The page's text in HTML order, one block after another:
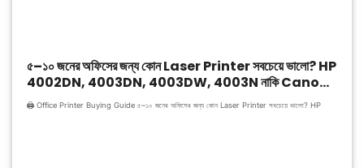
৫–১০ জনের অফিসের জন্য কোন Laser Printer সবচেয়ে ভালো? HP
4002DN, 4003DN, 4003DW, 4003N নাকি Canon
LBP243DW – [পর্ব-১]
🖨️ Office Printer Buying Guide ৫–১০ জনের অফিসের জন্য কোন Laser Printer সবচেয়ে ভালো? HP